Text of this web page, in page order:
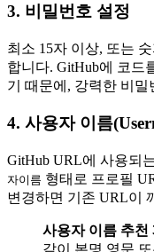
3. 비밀번호 설정
최소 15자 이상, 또는
합니다. GitHub에 코드
기 때문에, 강력한 비
4. 사용자 이름
GitHub URL에 사용되
자이름 형태로 프로필
변경하면 기존 URL이
사용자 이름 추천
같이 본명 영문